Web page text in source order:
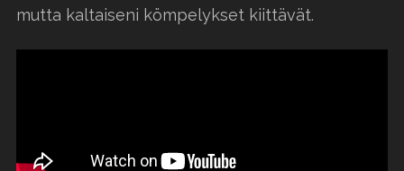
mutta kaltaiseni kömpelykset kiittävät.